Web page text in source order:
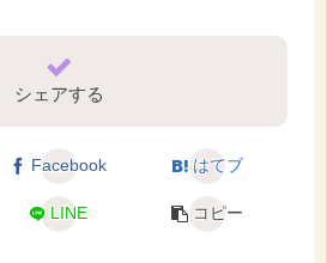
シェアする
Facebook はてブ
LINE コピー